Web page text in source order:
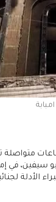
متواصلة
في